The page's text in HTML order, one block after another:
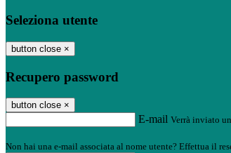
Seleziona utente
button close ×
Recupero password
button close ×
E-mail Verrà inviato
Non hai una e-mail associata al nome utente? Effettua il